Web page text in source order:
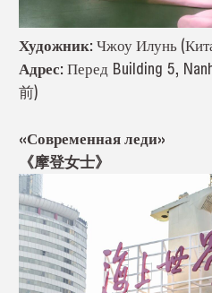
Художник: Чжоу Илунь
Адрес:Перед Building 5,
前)
«Современная леди»
《摩登女士》